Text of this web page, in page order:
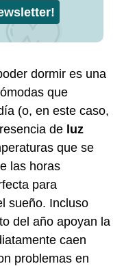
dormir es una
que
(o, en este caso,
de luz
que se
las horas
para
sueño. Incluso
del año apoyan la
caen
problemas en